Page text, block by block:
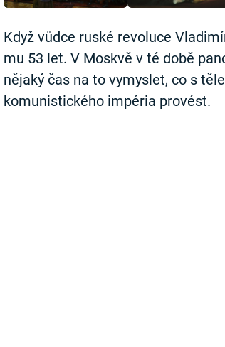
Když vůdce ruské revoluce
mu 53 let. V Moskvě v té době
nějaký čas na to vymyslet, co s
komunistického impéria provést.